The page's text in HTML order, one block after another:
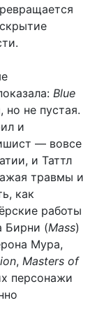
Blue
не пустая.
и
— вовсе
и Таттл
травмы и
как
работы
Бирни (Mass)
Мура,
, Masters of
персонажи